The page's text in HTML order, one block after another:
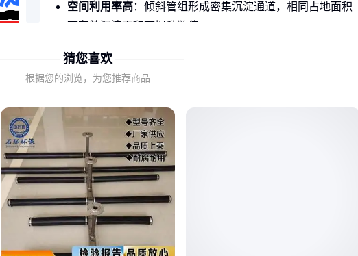
空间利用率高：倾斜管组形成密集沉淀通道，相同占地面积
下有效沉淀面积可提升数倍
水质波动适应性更好
污泥浓缩效果好：颗粒物沿管壁下滑时自然压缩，后续
尤其适合电镀、印染等悬浮物浓度高且场地受限的场景。这套
斜管沉淀池装置
的改进版在山东某工业园区应用中，处理电
镀废水时浊度稳定控制在5NTU以下。
二、水平管沉淀池的结构优势如何转化为实际效益？
观察运行中的设备会发现，其效益主要来自三个结构细节：
猜您喜欢
根据您的浏览，为您推荐商品